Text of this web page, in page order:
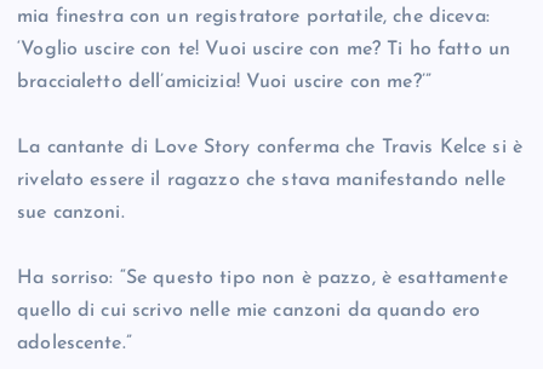
mia finestra con un registratore portatile, che diceva:
‘Voglio uscire con te! Vuoi uscire con me? Ti ho fatto un
braccialetto dell’amicizia! Vuoi uscire con me?’”
La cantante di Love Story conferma che Travis Kelce si è
rivelato essere il ragazzo che stava manifestando nelle
sue canzoni.
Ha sorriso: “Se questo tipo non è pazzo, è esattamente
quello di cui scrivo nelle mie canzoni da quando ero
adolescente.”